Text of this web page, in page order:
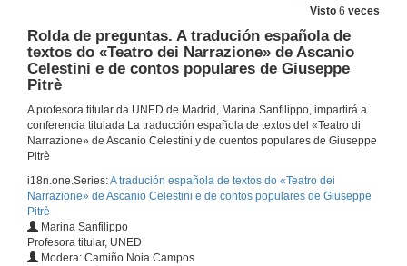
Visto 6 veces
Rolda de preguntas. A tradución española de
textos do «Teatro dei Narrazione» de Ascanio
Celestini e de contos populares de Giuseppe
Pitrè
A profesora titular da UNED de Madrid, Marina Sanfilippo, impartirá a
conferencia titulada La traducción española de textos del «Teatro di
Narrazione» de Ascanio Celestini y de cuentos populares de Giuseppe
Pitrè
i18n.one.Series:A tradución española de textos do «Teatro dei
Narrazione» de Ascanio Celestini e de contos populares de Giuseppe
Pitrè
Marina Sanfilippo
Profesora titular, UNED
Modera: Camiño Noia Campos